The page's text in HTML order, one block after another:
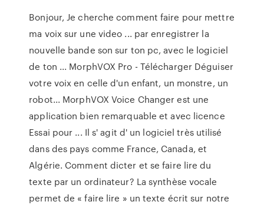
Bonjour, Je cherche comment faire pour mettre
ma voix sur une video ... par enregistrer la
nouvelle bande son sur ton pc, avec le logiciel
de ton ... MorphVOX Pro - Télécharger Déguiser
votre voix en celle d'un enfant, un monstre, un
robot... MorphVOX Voice Changer est une
application bien remarquable et avec licence
Essai pour ... Il s' agit d' un logiciel très utilisé
dans des pays comme France, Canada, et
Algérie. Comment dicter et se faire lire du
texte par un ordinateur? La synthèse vocale
permet de « faire lire » un texte écrit sur notre